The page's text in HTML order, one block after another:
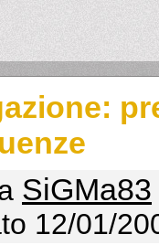
SiGMa83
12/01/